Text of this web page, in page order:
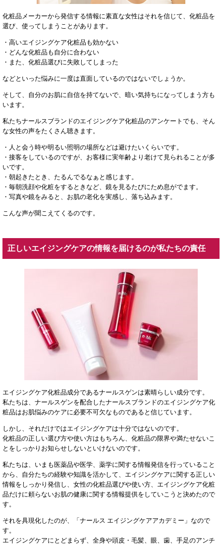
化粧品メーカーから発信する情報に素直な女性はそれを信じて、化粧品を
選び、使ってしまうことがあります。
・高いエイジングケア化粧品も効かない
・どんな化粧品も自分に合わない
・また、化粧品選びに失敗してしまった
などといった悩みに一度は直面しているのではないでしょうか。
そして、自分のお肌に自信を持てないで、暗い気持ちになってしまう方も
います。
私たちナールスブランドのエイジングケア化粧品のアンケートでも、そん
な女性の声をたくさん聴きます。
・人と会う時や明るい照明の場所などは避けたいくらいです。
・接客をしているのですが、お客様に実年齢より老けて見られることが多
いです。
・朝起きたとき、たるんでるなぁと感じます。
・毎朝洗顔や化粧をするときなど、鏡を見るたびにため息がでます。
・写真や鏡をみると、お肌の老化を実感し、落ち込みます。
こんな声が聞こえてくるのです。
正しいエイジングケアの情報を届けるのが私たちの責任
エイジングケア化粧品成分であるナールスゲンは素晴らしい成分です。
私たちは、ナールスゲンを配合したナールスブランドのエイジングケア化
粧品はお肌悩みのケアに必要不可欠なものであると信じています。
しかし、それだけではエイジングケアは十分ではないのです。
化粧品の正しい選び方や使い方はもちろん、化粧品の限界や満たせないこ
とをしっかりお知らせしないといけないのです。
私たちは、いまも医薬品や医学、薬学に関する情報発信を行っていること
から、自分たちの経験や知識を活かして、エイジングケアに関する正しい
情報をしっかり発信し、女性の化粧品選びや使い方、エイジングケア化粧
品だけに頼らないお肌の健康に関する情報提供をしていこうと決めたので
す。
それを具現化したのが、「ナールス エイジングケアアカデミー」なので
す。
エイジングケアにとどまらず、全身や頭皮・毛髪、眼、歯、手足のアンチ